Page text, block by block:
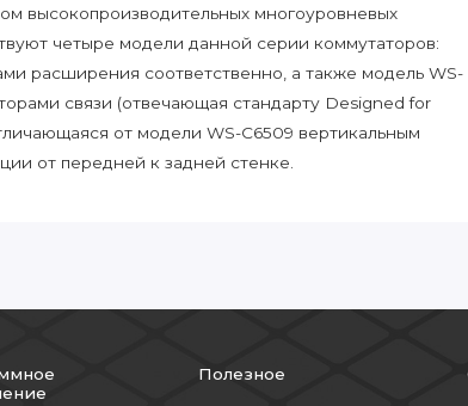
высокопроизводительных многоуровневых
четыре модели данной серии коммутаторов:
расширения соответственно, а также модель WS-
связи (отвечающая стандарту Designed for
от модели WS-C6509 вертикальным
от передней к задней стенке.
Полезное